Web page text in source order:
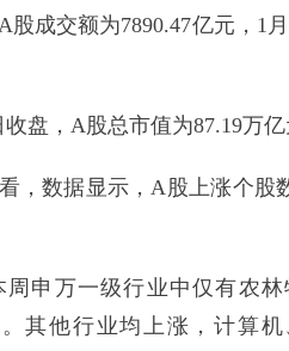
成交额为7890.47亿元，1
，A股总市值为87.19万亿
数据显示，A股上涨个股
万一级行业中仅有农林
。其他行业均上涨，计算